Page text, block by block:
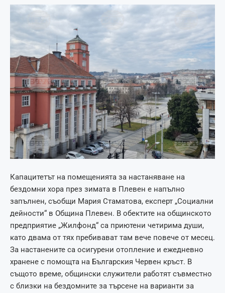
Капацитетът на помещенията за настаняване на
бездомни хора през зимата в Плевен е напълно
запълнен, съобщи Мария Стаматова, експерт „Социални
дейности“ в Община Плевен. В обектите на общинското
предприятие „Жилфонд“ са приютени четирима души,
като двама от тях пребивават там вече повече от месец.
За настанените са осигурени отопление и ежедневно
хранене с помощта на Българския Червен кръст. В
същото време, общински служители работят съвместно
с близки на бездомните за търсене на варианти за